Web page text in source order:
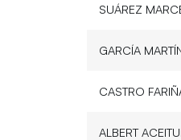
SUÁREZ
GARCÍA
CASTRO
ALBERT